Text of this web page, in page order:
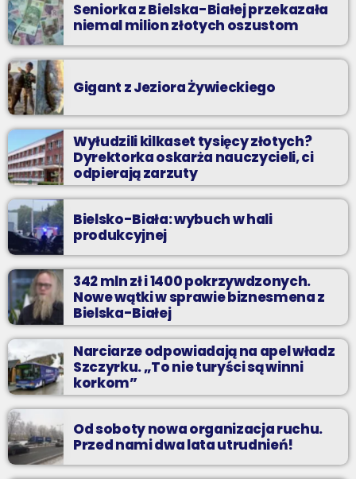
Seniorka z Bielska-Białej przekazała
niemal milion złotych oszustom
Gigant z Jeziora Żywieckiego
Wyłudzili kilkaset tysięcy złotych?
Dyrektorka oskarża nauczycieli, ci
odpierają zarzuty
Bielsko-Biała: wybuch w hali
produkcyjnej
342 mln zł i 1400 pokrzywdzonych.
Nowe wątki w sprawie biznesmena z
Bielska-Białej
Narciarze odpowiadają na apel władz
Szczyrku. „To nie turyści są winni
korkom”
Od soboty nowa organizacja ruchu.
Przed nami dwa lata utrudnień!